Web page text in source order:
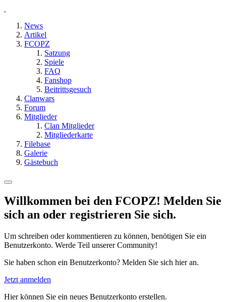
News
Artikel
FCOPZ
Satzung
Spiele
FAQ
Fanshop
Beitrittsgesuch
Clanwars
Forum
Mitglieder
Clan Mitglieder
Mitgliederkarte
Filebase
Galerie
Gästebuch
Willkommen bei den FCOPZ! Melden Sie
sich an oder registrieren Sie sich.
Um schreiben oder kommentieren zu können, benötigen Sie ein
Benutzerkonto. Werde Teil unserer Community!
Sie haben schon ein Benutzerkonto? Melden Sie sich hier an.
Jetzt anmelden
Hier können Sie ein neues Benutzerkonto erstellen.